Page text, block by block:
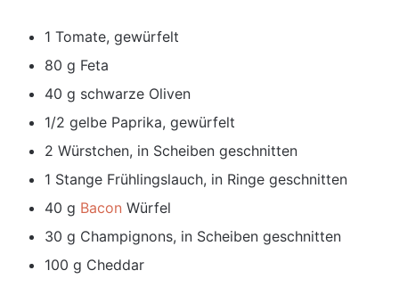
1 Tomate, gewürfelt
80 g Feta
40 g schwarze Oliven
1/2 gelbe Paprika, gewürfelt
2 Würstchen, in Scheiben geschnitten
1 Stange Frühlingslauch, in Ringe geschnitten
40 g Bacon Würfel
30 g Champignons, in Scheiben geschnitten
100 g Cheddar